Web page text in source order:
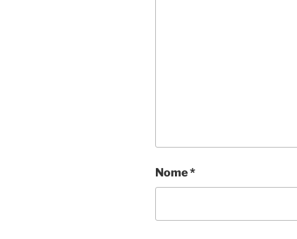
Nome*